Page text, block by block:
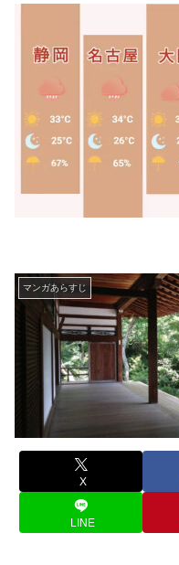
マンガあらすじ
X
LINE